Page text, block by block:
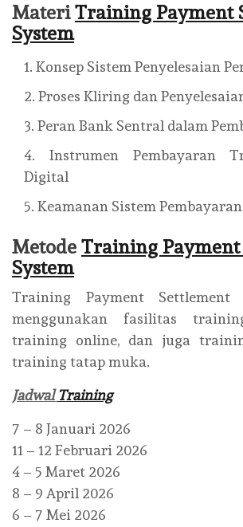
MateriTraining Payment
System
Konsep Sistem Penyelesaian
Proses Kliring dan
Peran Bank Sentral dalam
Instrumen Pembayaran
Digital
Keamanan Sistem Pembayaran
Metode Training
System
Training Payment Settlement
menggunakan fasilitas
training online, dan juga
training tatap muka.
JadwalTraining
7 – 8 Januari 2026
11 – 12 Februari 2026
4 – 5 Maret 2026
8 – 9 April 2026
6 – 7 Mei 2026